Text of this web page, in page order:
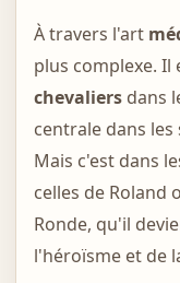
À travers l'art
plus complexe. Il
chevaliersdans
centrale dans les
Mais c'est dans
celles de Roland
Ronde, qu'il
l'héroïsme et de